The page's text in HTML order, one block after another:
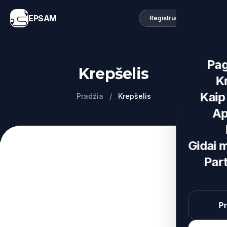
EPSAM Registruotis
Gidai
Krepšelis
Pradžia / Krepšelis